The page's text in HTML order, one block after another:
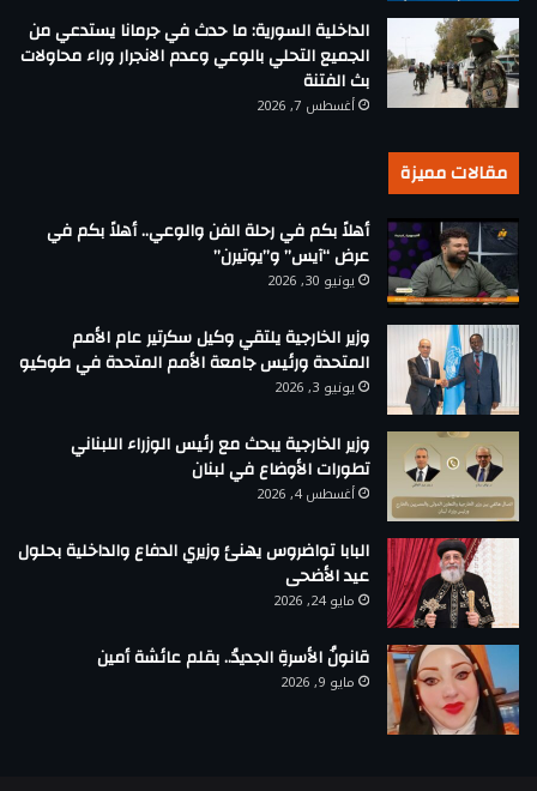
الداخلية السورية: ما حدث في جرمانا يستدعي من
الجميع التحلي بالوعي وعدم الانجرار وراء محاولات
بث الفتنة
أغسطس 7, 2026
مقالات مميزة
أهلاً بكم في رحلة الفن والوعي.. أهلاً بكم في
عرض “آيس” و”يوتيرن”
يونيو 30, 2026
وزير الخارجية يلتقي وكيل سكرتير عام الأمم
المتحدة ورئيس جامعة الأمم المتحدة في طوكيو
يونيو 3, 2026
وزير الخارجية يبحث مع رئيس الوزراء اللبناني
تطورات الأوضاع في لبنان
أغسطس 4, 2026
البابا تواضروس يهنئ وزيري الدفاع والداخلية بحلول
عيد الأضحى
مايو 24, 2026
قانونُ الأسرةِ الجديدُ.. بقلم عائشة أمين
مايو 9, 2026